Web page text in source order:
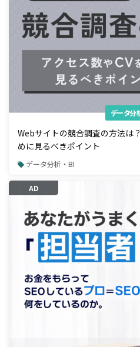
データ分
Webサイトの競合調査の方法は
めに見るべきポイント
データ分析・BI
AD